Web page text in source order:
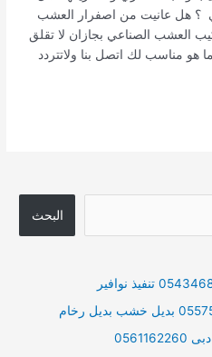
؟ هل عانيت من اصفرار العشب
العشب الصناعي بجازان لا تقلق
مناسب لك اتصل بنا ولاتتردد
البحث